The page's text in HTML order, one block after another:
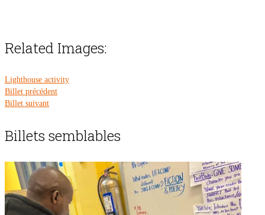
Related Images:
Lighthouse activity
Billet précédent
Billet suivant
Billets semblables